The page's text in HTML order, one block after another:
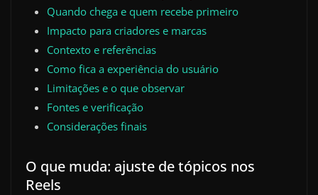
Quando chega e quem recebe primeiro
Impacto para criadores e marcas
Contexto e referências
Como fica a experiência do usuário
Limitações e o que observar
Fontes e verificação
Considerações finais
O que muda: ajuste de tópicos nos
Reels